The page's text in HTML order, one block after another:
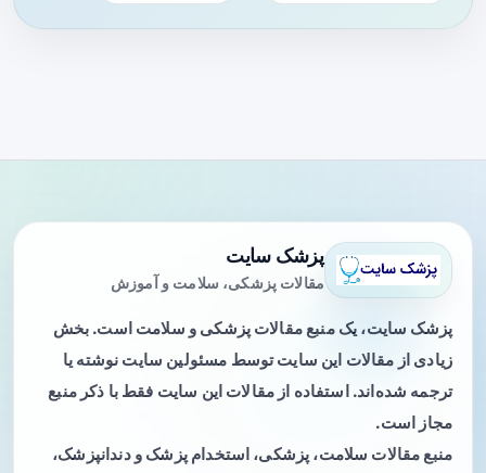
پزشک سایت
مقالات پزشکی، سلامت و آموزش
پزشک سایت، یک منبع مقالات پزشکی و سلامت است. بخش
زیادی از مقالات این سایت توسط مسئولین سایت نوشته یا
ترجمه شده‌اند. استفاده از مقالات این سایت فقط با ذکر منبع
مجاز است.
منبع مقالات سلامت، پزشکی، استخدام پزشک و دندانپزشک،